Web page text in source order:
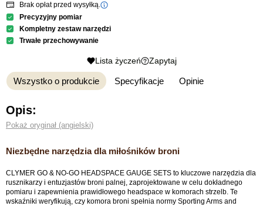
Brak opłat przed wysyłką.
Precyzyjny pomiar
Kompletny zestaw narzędzi
Trwałe przechowywanie
Lista życzeń Zapytaj
Wszystko o produkcie Specyfikacje Opinie
Opis:
Pokaż oryginał (angielski)
Niezbędne narzędzia dla miłośników broni
CLYMER GO & NO-GO HEADSPACE GAUGE SETS to kluczowe narzędzia dla
rusznikarzy i entuzjastów broni palnej, zaprojektowane w celu dokładnego
pomiaru i zapewnienia prawidłowego headspace w komorach strzelb. Te
wskaźniki weryfikują, czy komora broni spełnia normy Sporting Arms and